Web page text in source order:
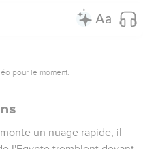
elle sera saisie de
l'Eternel, le maître de